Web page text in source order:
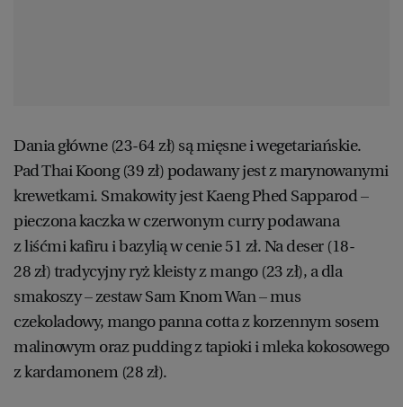
Dania główne (23-64 zł) są mięsne i wegetariańskie.
Pad Thai Koong (39 zł) podawany jest z marynowanymi
krewetkami. Smakowity jest Kaeng Phed Sapparod –
pieczona kaczka w czerwonym curry podawana
z liśćmi kafiru i bazylią w cenie 51 zł. Na deser (18-
28 zł) tradycyjny ryż kleisty z mango (23 zł), a dla
smakoszy – zestaw Sam Knom Wan – mus
czekoladowy, mango panna cotta z korzennym sosem
malinowym oraz pudding z tapioki i mleka kokosowego
z kardamonem (28 zł).